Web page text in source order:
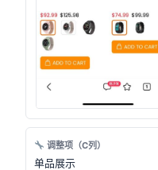
调整项（C列）
单品展示